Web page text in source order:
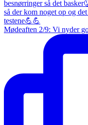
Mødeaften 2/9: Vi nyder